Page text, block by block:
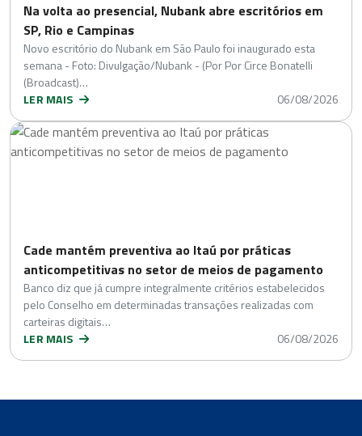
Na volta ao presencial, Nubank abre escritórios em
SP, Rio e Campinas
Novo escritório do Nubank em São Paulo foi inaugurado esta
semana - Foto: Divulgação/Nubank - (Por Por Circe Bonatelli
(Broadcast)…
LER MAIS
06/08/2026
Cade mantém preventiva ao Itaú por práticas
anticompetitivas no setor de meios de pagamento
Banco diz que já cumpre integralmente critérios estabelecidos
pelo Conselho em determinadas transações realizadas com
carteiras digitais…
LER MAIS
06/08/2026